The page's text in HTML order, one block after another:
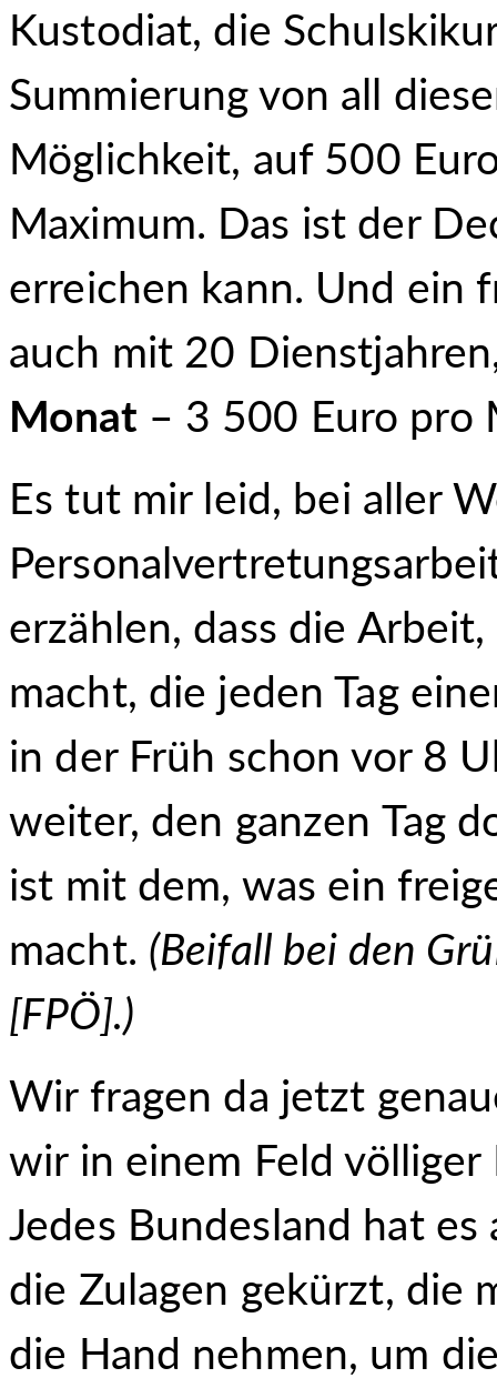
Kustodiat, die
Summierung von all
Möglichkeit, auf 500
Maximum. Das ist der
erreichen kann. Und ein
auch mit 20
Monat – 3 500 Euro pro
Es tut mir leid, bei aller
erzählen, dass die
macht, die jeden Tag
in der Früh schon vor 8
weiter, den ganzen Tag
ist mit dem, was ein
macht. (Beifall bei den
[FPÖ].)
Wir fragen da jetzt
wir in einem Feld
Jedes Bundesland hat
die Zulagen gekürzt, die
die Hand nehmen, um